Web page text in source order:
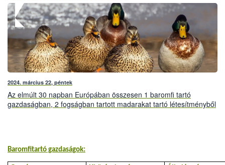
2024. március 22, péntek
Az elmúlt 30 napban Európában összesen 1 baromfi tartó
gazdaságban, 2 fogságban tartott madarakat tartó létesítményből
Baromfitartó gazdaságok: